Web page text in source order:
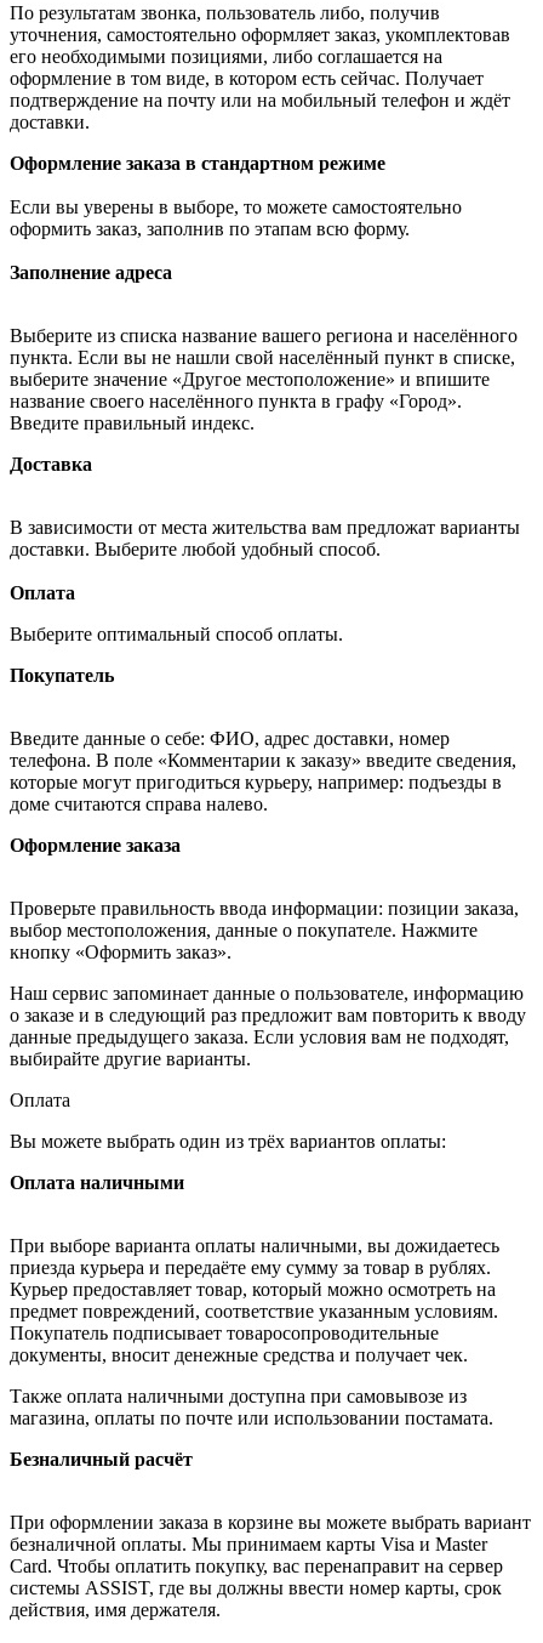
По результатам звонка, пользователь либо, получив
уточнения, самостоятельно оформляет заказ, укомплектовав
его необходимыми позициями, либо соглашается на
оформление в том виде, в котором есть сейчас. Получает
подтверждение на почту или на мобильный телефон и ждёт
доставки.
Оформление заказа в стандартном режиме
Если вы уверены в выборе, то можете самостоятельно
оформить заказ, заполнив по этапам всю форму.
Заполнение адреса
Выберите из списка название вашего региона и населённого
пункта. Если вы не нашли свой населённый пункт в списке,
выберите значение «Другое местоположение» и впишите
название своего населённого пункта в графу «Город».
Введите правильный индекс.
Доставка
В зависимости от места жительства вам предложат варианты
доставки. Выберите любой удобный способ.
Оплата
Выберите оптимальный способ оплаты.
Покупатель
Введите данные о себе: ФИО, адрес доставки, номер
телефона. В поле «Комментарии к заказу» введите сведения,
которые могут пригодиться курьеру, например: подъезды в
доме считаются справа налево.
Оформление заказа
Проверьте правильность ввода информации: позиции заказа,
выбор местоположения, данные о покупателе. Нажмите
кнопку «Оформить заказ».
Наш сервис запоминает данные о пользователе, информацию
о заказе и в следующий раз предложит вам повторить к вводу
данные предыдущего заказа. Если условия вам не подходят,
выбирайте другие варианты.
Оплата
Вы можете выбрать один из трёх вариантов оплаты:
Оплата наличными
При выборе варианта оплаты наличными, вы дожидаетесь
приезда курьера и передаёте ему сумму за товар в рублях.
Курьер предоставляет товар, который можно осмотреть на
предмет повреждений, соответствие указанным условиям.
Покупатель подписывает товаросопроводительные
документы, вносит денежные средства и получает чек.
Также оплата наличными доступна при самовывозе из
магазина, оплаты по почте или использовании постамата.
Безналичный расчёт
При оформлении заказа в корзине вы можете выбрать вариант
безналичной оплаты. Мы принимаем карты Visa и Master
Card. Чтобы оплатить покупку, вас перенаправит на сервер
системы ASSIST, где вы должны ввести номер карты, срок
действия, имя держателя.